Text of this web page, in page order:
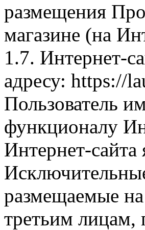
размещения
магазине (на
1.7. Интернет-
адресу: https://
Пользователь
функционалу
Интернет-сайта
размещаемые
третьим лицам,